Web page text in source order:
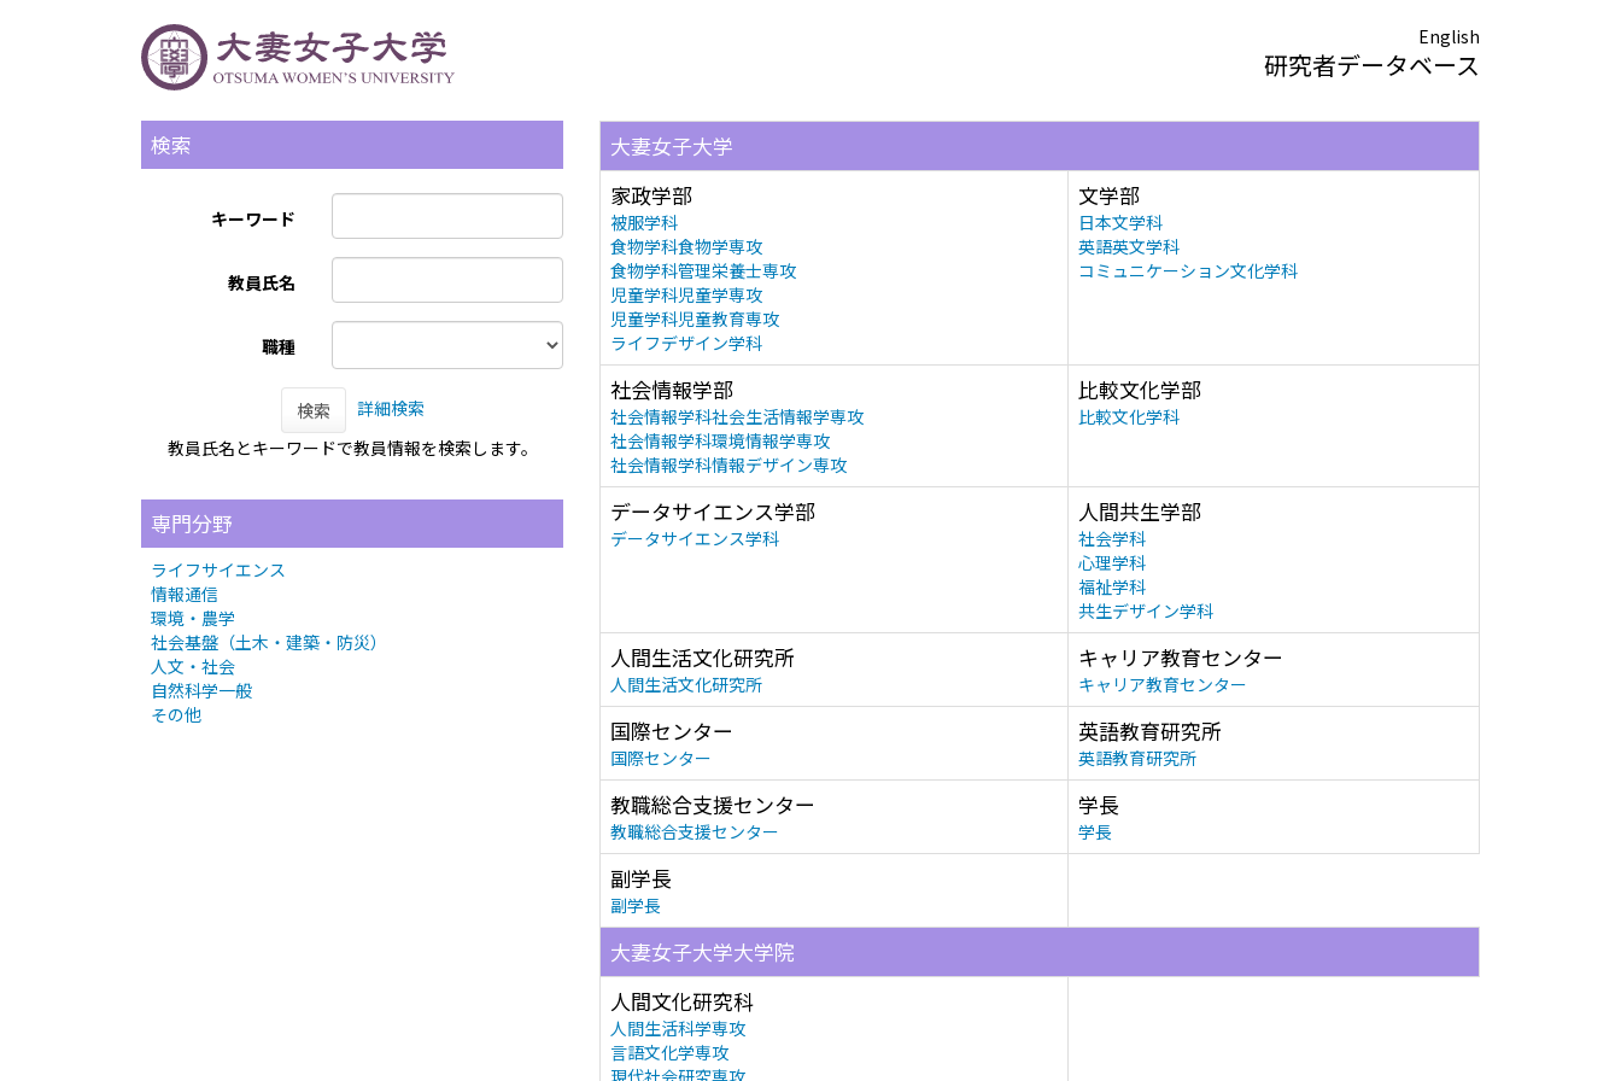
English
研究者データベース
検索
キーワード
教員氏名
職種
検索
詳細検索
教員氏名とキーワードで教員情報を検索します。
専門分野
ライフサイエンス
情報通信
環境・農学
社会基盤（土木・建築・防災）
人文・社会
自然科学一般
その他
大妻女子大学
家政学部
被服学科
食物学科食物学専攻
食物学科管理栄養士専攻
児童学科児童学専攻
児童学科児童教育専攻
ライフデザイン学科
文学部
日本文学科
英語英文学科
コミュニケーション文化学科
社会情報学部
社会情報学科社会生活情報学専攻
社会情報学科環境情報学専攻
社会情報学科情報デザイン専攻
比較文化学部
比較文化学科
データサイエンス学部
データサイエンス学科
人間共生学部
社会学科
心理学科
福祉学科
共生デザイン学科
人間生活文化研究所
人間生活文化研究所
キャリア教育センター
キャリア教育センター
国際センター
国際センター
英語教育研究所
英語教育研究所
教職総合支援センター
教職総合支援センター
学長
学長
副学長
副学長
大妻女子大学大学院
人間文化研究科
人間生活科学専攻
言語文化学専攻
現代社会研究専攻